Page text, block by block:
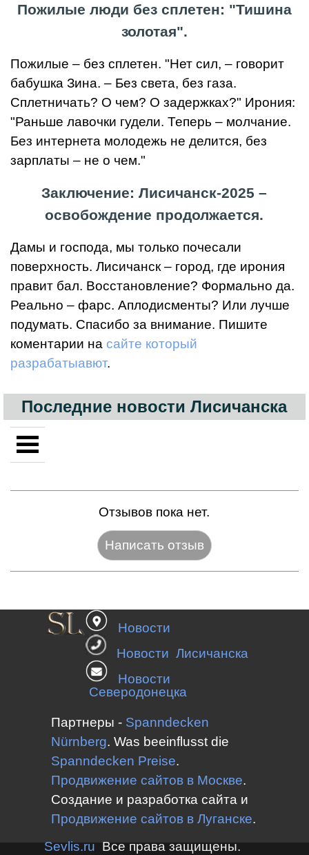
Пожилые люди без сплетен: "Тишина
золотая".
Пожилые – без сплетен. "Нет сил, – говорит
бабушка Зина. – Без света, без газа.
Сплетничать? О чем? О задержках?" Ирония:
"Раньше лавочки гудели. Теперь – молчание.
Без интернета молодежь не делится, без
зарплаты – не о чем."
Заключение: Лисичанск-2025 –
освобождение продолжается.
Дамы и господа, мы только почесали
поверхность. Лисичанск – город, где ирония
правит бал. Восстановление? Формально да.
Реально – фарс. Аплодисменты? Или лучше
подумать. Спасибо за внимание. Пишите
коментарии на сайте который
разрабатыавют.
Последние новости Лисичанска
Отзывов пока нет.
Оценка:*
Сообщение:*
Новости
Новости Лисичанска
Новости
Северодонецка
Sevlis.ru Все права защищены.
Партнеры - Spanndecken
Nürnberg. Was beeinflusst die
Spanndecken Preise.
Продвижение сайтов в Москве.
Создание и разработка сайта и
Продвижение сайтов в Луганске.